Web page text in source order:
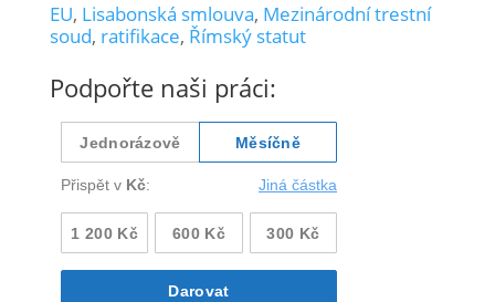
EU, Lisabonská smlouva, Mezinárodní trestní
soud, ratifikace, Římský statut
Podpořte naši práci: